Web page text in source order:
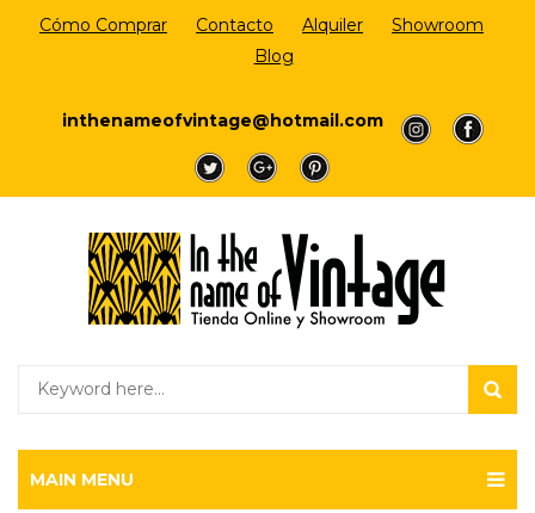
Cómo Comprar Contacto Alquiler
Showroom
Blog
inthenameofvintage@hotmail.com
a
a
a
a a
MAIN MENU